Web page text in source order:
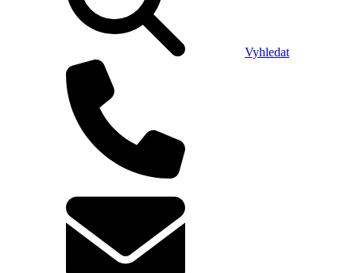
Vyhledat